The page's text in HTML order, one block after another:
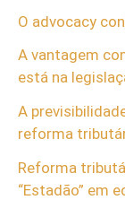
O advocacy
A vantagem
está na
A
reforma
Reforma
“Estadão” em